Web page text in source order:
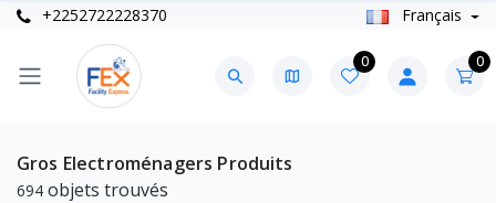
+2252722228370 Français
0 0
Gros Electroménagers Produits
694 objets trouvés